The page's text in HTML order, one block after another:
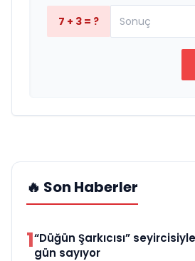
7 + 3 = ?
🔥 Son Haberler
1“Düğün Şarkıcısı”
gün sayıyor